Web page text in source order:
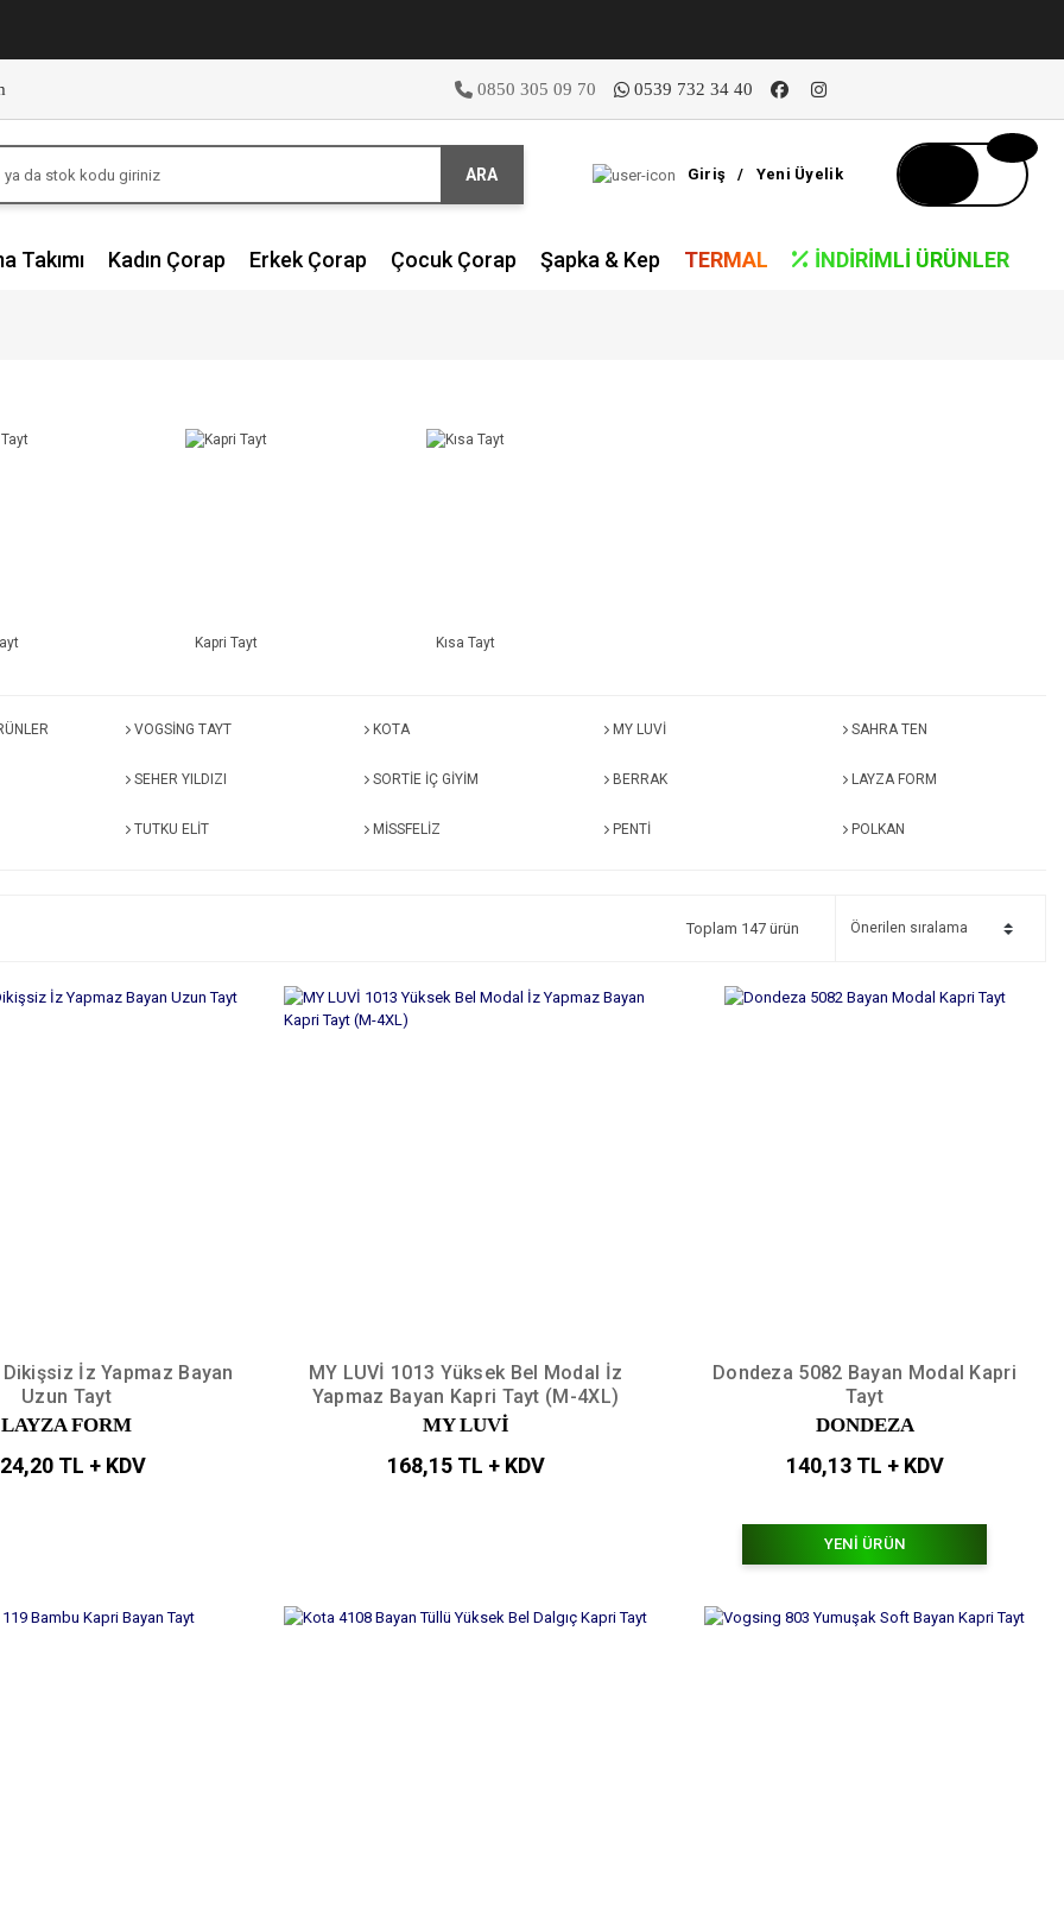
0850 305 09 70 0539 732 34 40
ARA Giriş / Yeni Üyelik
Takımı Kadın Çorap Erkek Çorap Çocuk Çorap Şapka & Kep TERMAL İNDIRIMLI ÜRÜNLER
Kapri Tayt Kısa Tayt
VOGSİNG TAYT KOTA MY LUVİ SAHRA TEN
SEHER YILDIZI SORTİE İÇ GİYİM BERRAK LAYZA FORM
TUTKU ELIT MİSSFELİZ PENTİ POLKAN
Toplam 147 ürün
İz Yapmaz Bayan
Uzun Tayt
LAYZA FORM
TL + KDV
MY LUVİ 1013 Yüksek Bel Modal İz
Yapmaz Bayan Kapri Tayt (M-4XL)
MY LUVİ
168,15 TL + KDV
Dondeza 5082 Bayan Modal Kapri
Tayt
DONDEZA
140,13 TL + KDV
YENİ ÜRÜN